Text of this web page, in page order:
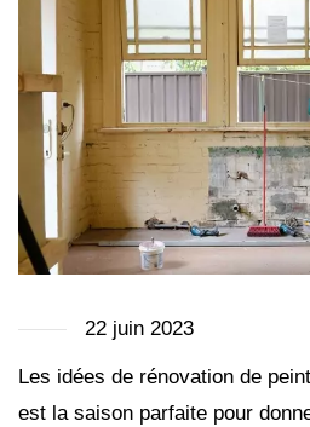
22 juin 2023
Les idées de rénovation de
est la saison parfaite pour